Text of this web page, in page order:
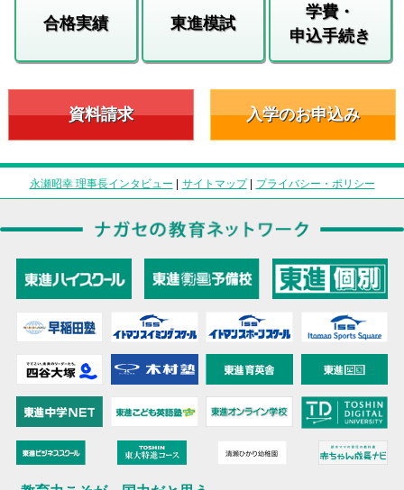
合格実績 東進模試
学費・
申込手続き
資料請求 入学のお申込み
永瀬昭幸 理事長インタビュー | サイトマップ| プライバシー・ポリシー